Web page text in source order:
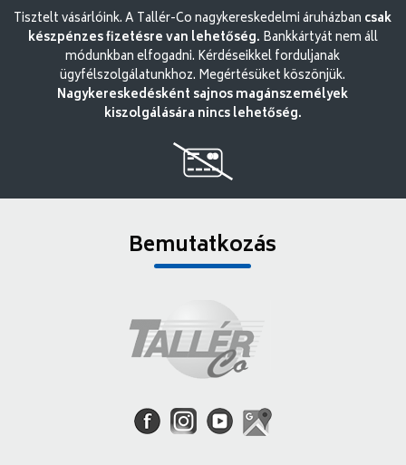
Tisztelt vásárlóink. A Tallér-Co nagykereskedelmi áruházban csak
készpénzes fizetésre van lehetőség. Bankkártyát nem áll
módunkban elfogadni. Kérdéseikkel forduljanak
ügyfélszolgálatunkhoz. Megértésüket köszönjük.
Nagykereskedésként sajnos magánszemélyek
kiszolgálására nincs lehetőség.
Bemutatkozás